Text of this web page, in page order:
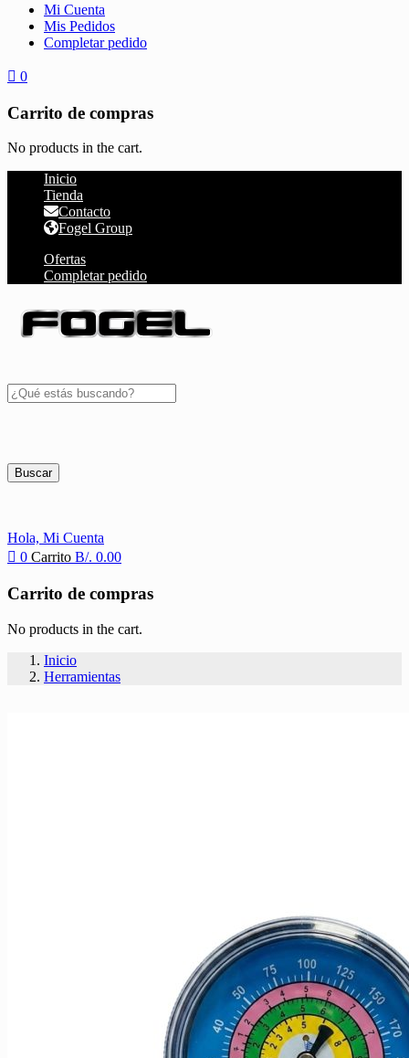
Mi Cuenta
Mis Pedidos
Completar pedido
0
Carrito de compras
No products in the cart.
Inicio
Tienda
Contacto
Fogel Group
Ofertas
Completar pedido
Buscar
Hola, Mi Cuenta
0 Carrito B/. 0.00
Carrito de compras
No products in the cart.
Inicio
Herramientas